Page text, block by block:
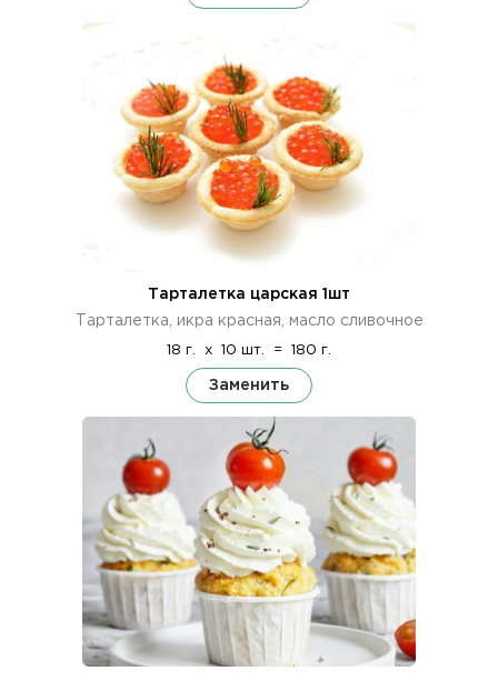
Тарталетка царская 1шт
Тарталетка, икра красная, масло сливочное
18 г. x 10 шт. = 180 г.
Заменить